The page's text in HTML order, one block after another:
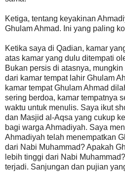
Ketiga, tentang keyakinan
Ghulam Ahmad. Ini yang paling
Ketika saya di Qadian, kamar
atas kamar yang dulu ditempati
Bukan persis di atasnya,
dari kamar tempat lahir Ghulam
kamar tempat Ghulam Ahmad
sering berdoa, kamar tempatnya
waktu untuk menulis. Saya ikut
dan Masjid al-Aqsa yang cukup
bagi warga Ahmadiyah. Saya
Ahmadiyah telah menempatkan
dari Nabi Muhammad? Apakah
lebih tinggi dari Nabi
terjadi. Sanjungan dan pujian